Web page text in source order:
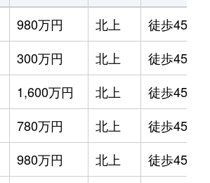
980万円 北上
徒歩45分
300万円 北上
徒歩45分
1,600万円 北上
徒歩45分
780万円 北上
徒歩45分
980万円 北上
徒歩45分